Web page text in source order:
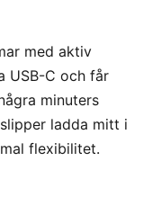
med aktiv
USB-C och får
minuters
ladda mitt i
flexibilitet.